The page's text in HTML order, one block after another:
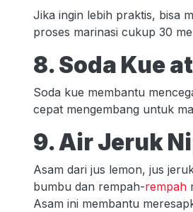
Jika ingin lebih praktis, bisa
proses marinasi cukup 30
8. Soda Kue
Soda kue membantu
cepat mengembang untuk
9. Air Jeruk
Asam dari jus lemon, jus
bumbu dan rempah-rempah
Asam ini membantu